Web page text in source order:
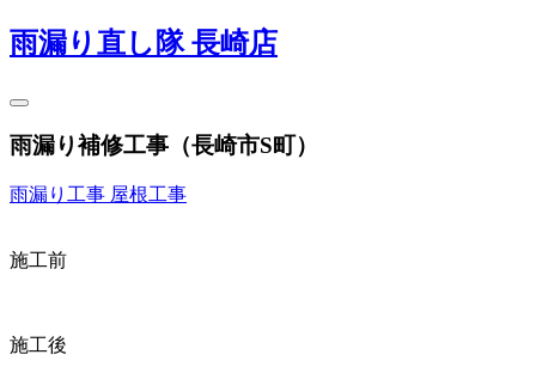
雨漏り直し隊 長崎店
雨漏り補修工事（長崎市S町）
雨漏り工事 屋根工事
施工前
施工後